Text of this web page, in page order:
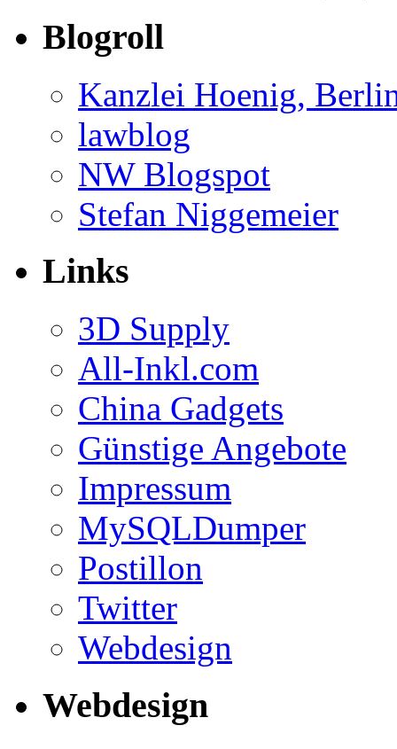
Blogroll
Kanzlei Hoenig,
lawblog
NW Blogspot
Stefan Niggemeier
Links
3D Supply
All-Inkl.com
China Gadgets
Günstige Angebote
Impressum
MySQLDumper
Postillon
Twitter
Webdesign
Webdesign